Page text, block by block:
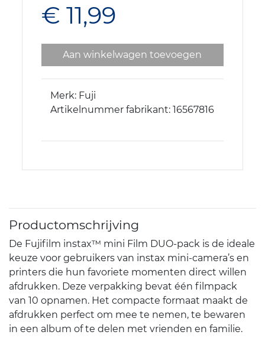
€ 11,99
Aan winkelwagen toevoegen
Merk: Fuji
Artikelnummer fabrikant: 16567816
Productomschrijving
De Fujifilm instax™ mini Film DUO-pack is de ideale
keuze voor gebruikers van instax mini-camera’s en
printers die hun favoriete momenten direct willen
afdrukken. Deze verpakking bevat één filmpack
van 10 opnamen. Het compacte formaat maakt de
afdrukken perfect om mee te nemen, te bewaren
in een album of te delen met vrienden en familie.